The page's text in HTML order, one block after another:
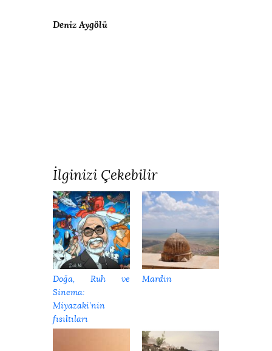
Deniz Aygölü
İlginizi Çekebilir
Doğa, Ruh ve
Sinema:
Miyazaki’nin
fısıltıları
Mardin